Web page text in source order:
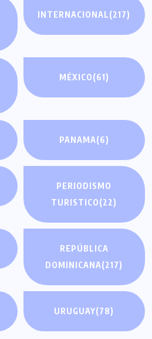
INTERNACIONAL(217)
MÉXICO(61)
PANAMA(6)
PERIODISMO
TURISTICO(22)
REPÚBLICA
DOMINICANA(217)
URUGUAY(78)